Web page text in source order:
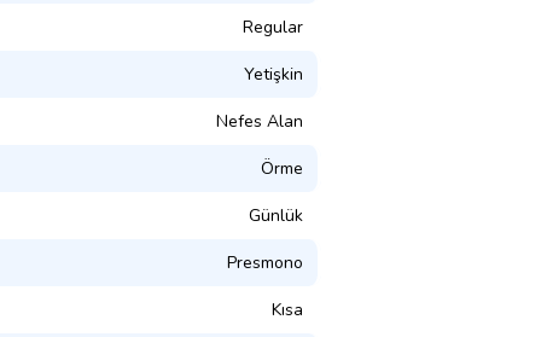
Regular
Yetişkin
Nefes Alan
Örme
Günlük
Presmono
Kısa